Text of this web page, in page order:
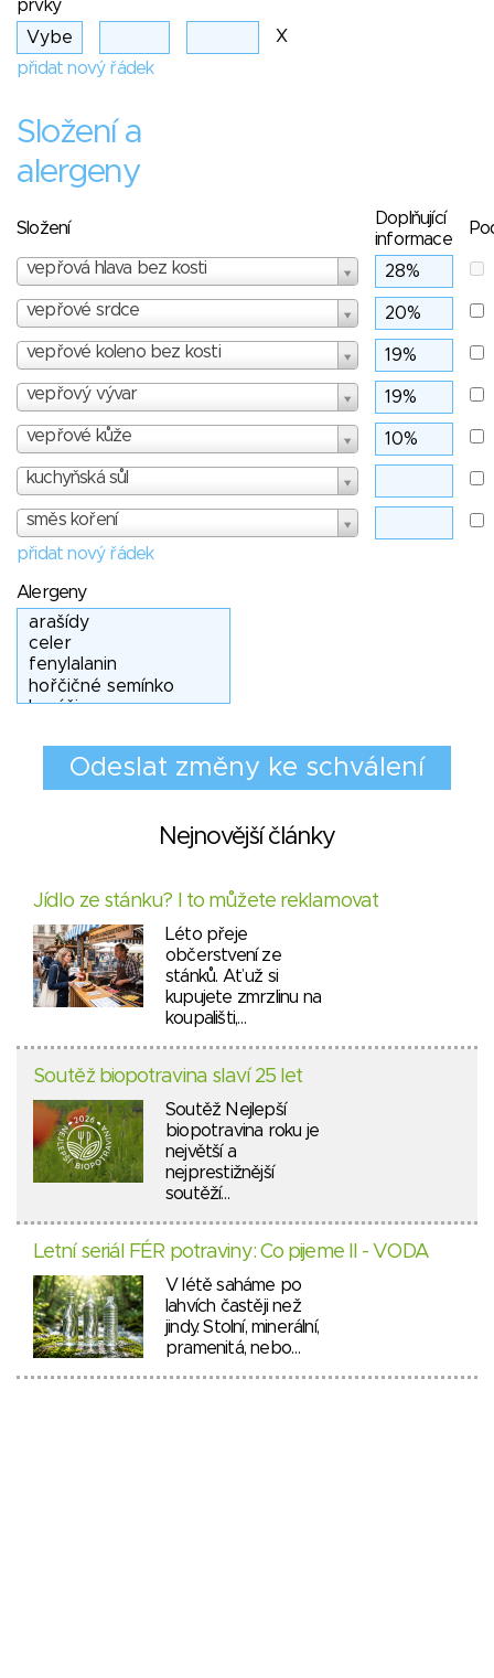
prvky
X
přidat nový řádek
Složení a
alergeny
Složení
Doplňující
informace
vepřová hlava bez kosti
vepřové srdce
vepřové koleno bez kosti
vepřový vývar
vepřové kůže
kuchyňská sůl
směs koření
přidat nový řádek
Alergeny
Nejnovější články
Jídlo ze stánku? I to můžete reklamovat
Léto přeje
občerstvení ze
stánků. Ať už si
kupujete zmrzlinu na
koupališti,…
Soutěž biopotravina slaví 25 let
Soutěž Nejlepší
biopotravina roku je
největší a
nejprestižnější
soutěží…
Letní seriál FÉR potraviny: Co pijeme II - VODA
V létě saháme po
lahvích častěji než
jindy. Stolní, minerální,
pramenitá, nebo…